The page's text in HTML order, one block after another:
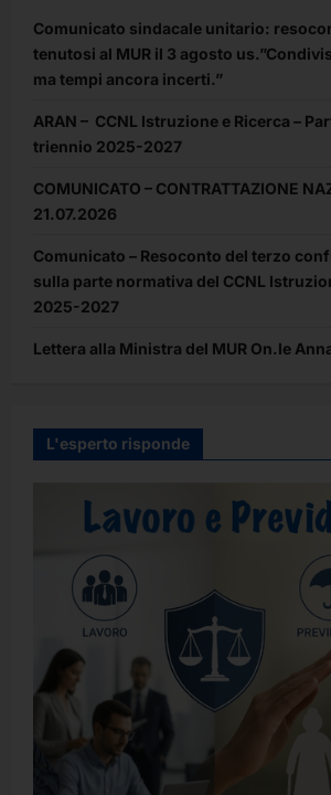
Comunicato sindacale unitario:
tenutosi al MUR il 3 agosto
ma tempi ancora incerti.”
ARAN – CCNL Istruzione e Ricerca –
triennio 2025-2027
COMUNICATO – CONTRATTAZIONE
21.07.2026
Comunicato – Resoconto del terzo
sulla parte normativa del CCNL
2025-2027
Lettera alla Ministra del MUR On.le
L'esperto risponde